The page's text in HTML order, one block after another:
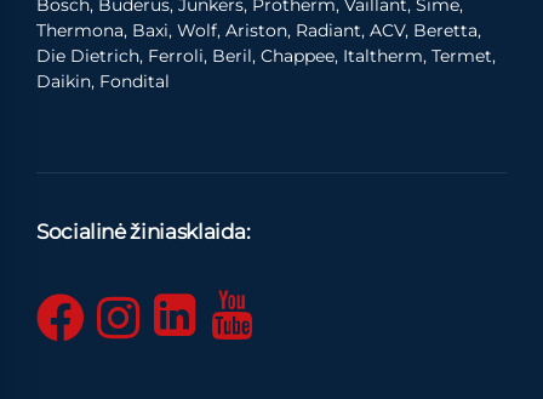
Bosch, Buderus, Junkers, Protherm, Vaillant, Sime,
Thermona, Baxi, Wolf, Ariston, Radiant, ACV, Beretta,
Die Dietrich, Ferroli, Beril, Chappee, Italtherm, Termet,
Daikin, Fondital
Socialinė žiniasklaida: